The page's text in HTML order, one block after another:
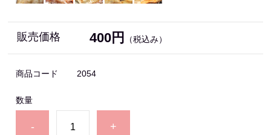
販売価格 400円 （税込み）
商品コード 2054
数量
- +